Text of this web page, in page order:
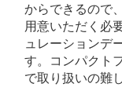
からできるので
用意いただく必
ュレーションデ
す。コンパクト
で取り扱いの難